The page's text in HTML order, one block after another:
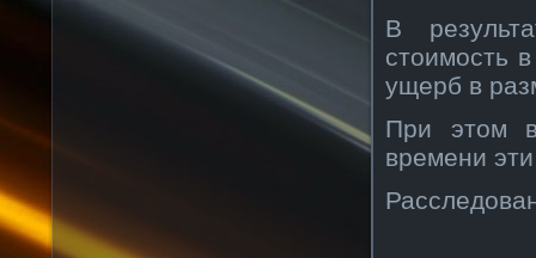
В
стоимость
ущерб в
При этом
времени